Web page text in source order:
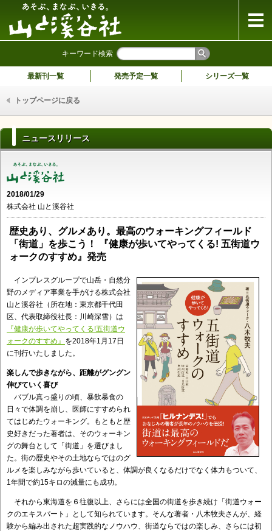
キーワード検索
最新刊一覧 発売予定一覧 シリーズ一覧
トップページに戻る
ニュースリリース
2018/01/29
株式会社 山と溪谷社
歴史あり、グルメあり。最高のウォーキングフィールド
「街道」を歩こう！ 『健康が歩いてやってくる! 五街道ウ
ォークのすすめ』発売
インプレスグループで山岳・自然分
野のメディア事業を手がける株式会社
山と溪谷社（所在地：東京都千代田
区、代表取締役社長：川崎深雪）は
『健康が歩いてやってくる!五街道ウ
ォークのすすめ』 を2018年1月17日
に刊行いたしました。
楽しんで歩きながら、距離がグングン
伸びていく喜び
バブル真っ盛りの頃、暴飲暴食の
日々で体調を崩し、医師にすすめられ
てはじめたウォーキング。もともと歴
史好きだった著者は、そのウォーキン
グの舞台として「街道」を選びまし
た。街の歴史やその土地ならではのグ
ルメを楽しみながら歩いていると、体調が良くなるだけでなく体力もついて、
1年間で約15キロの減量にも成功。
それから東海道を６往復以上、さらには全国の街道を歩き続け「街道ウォー
クのエキスパート」として知られています。そんな著者・八木牧夫さんが、経
験から編み出された超実践的なノウハウ、街道ならではの楽しみ、さらには初